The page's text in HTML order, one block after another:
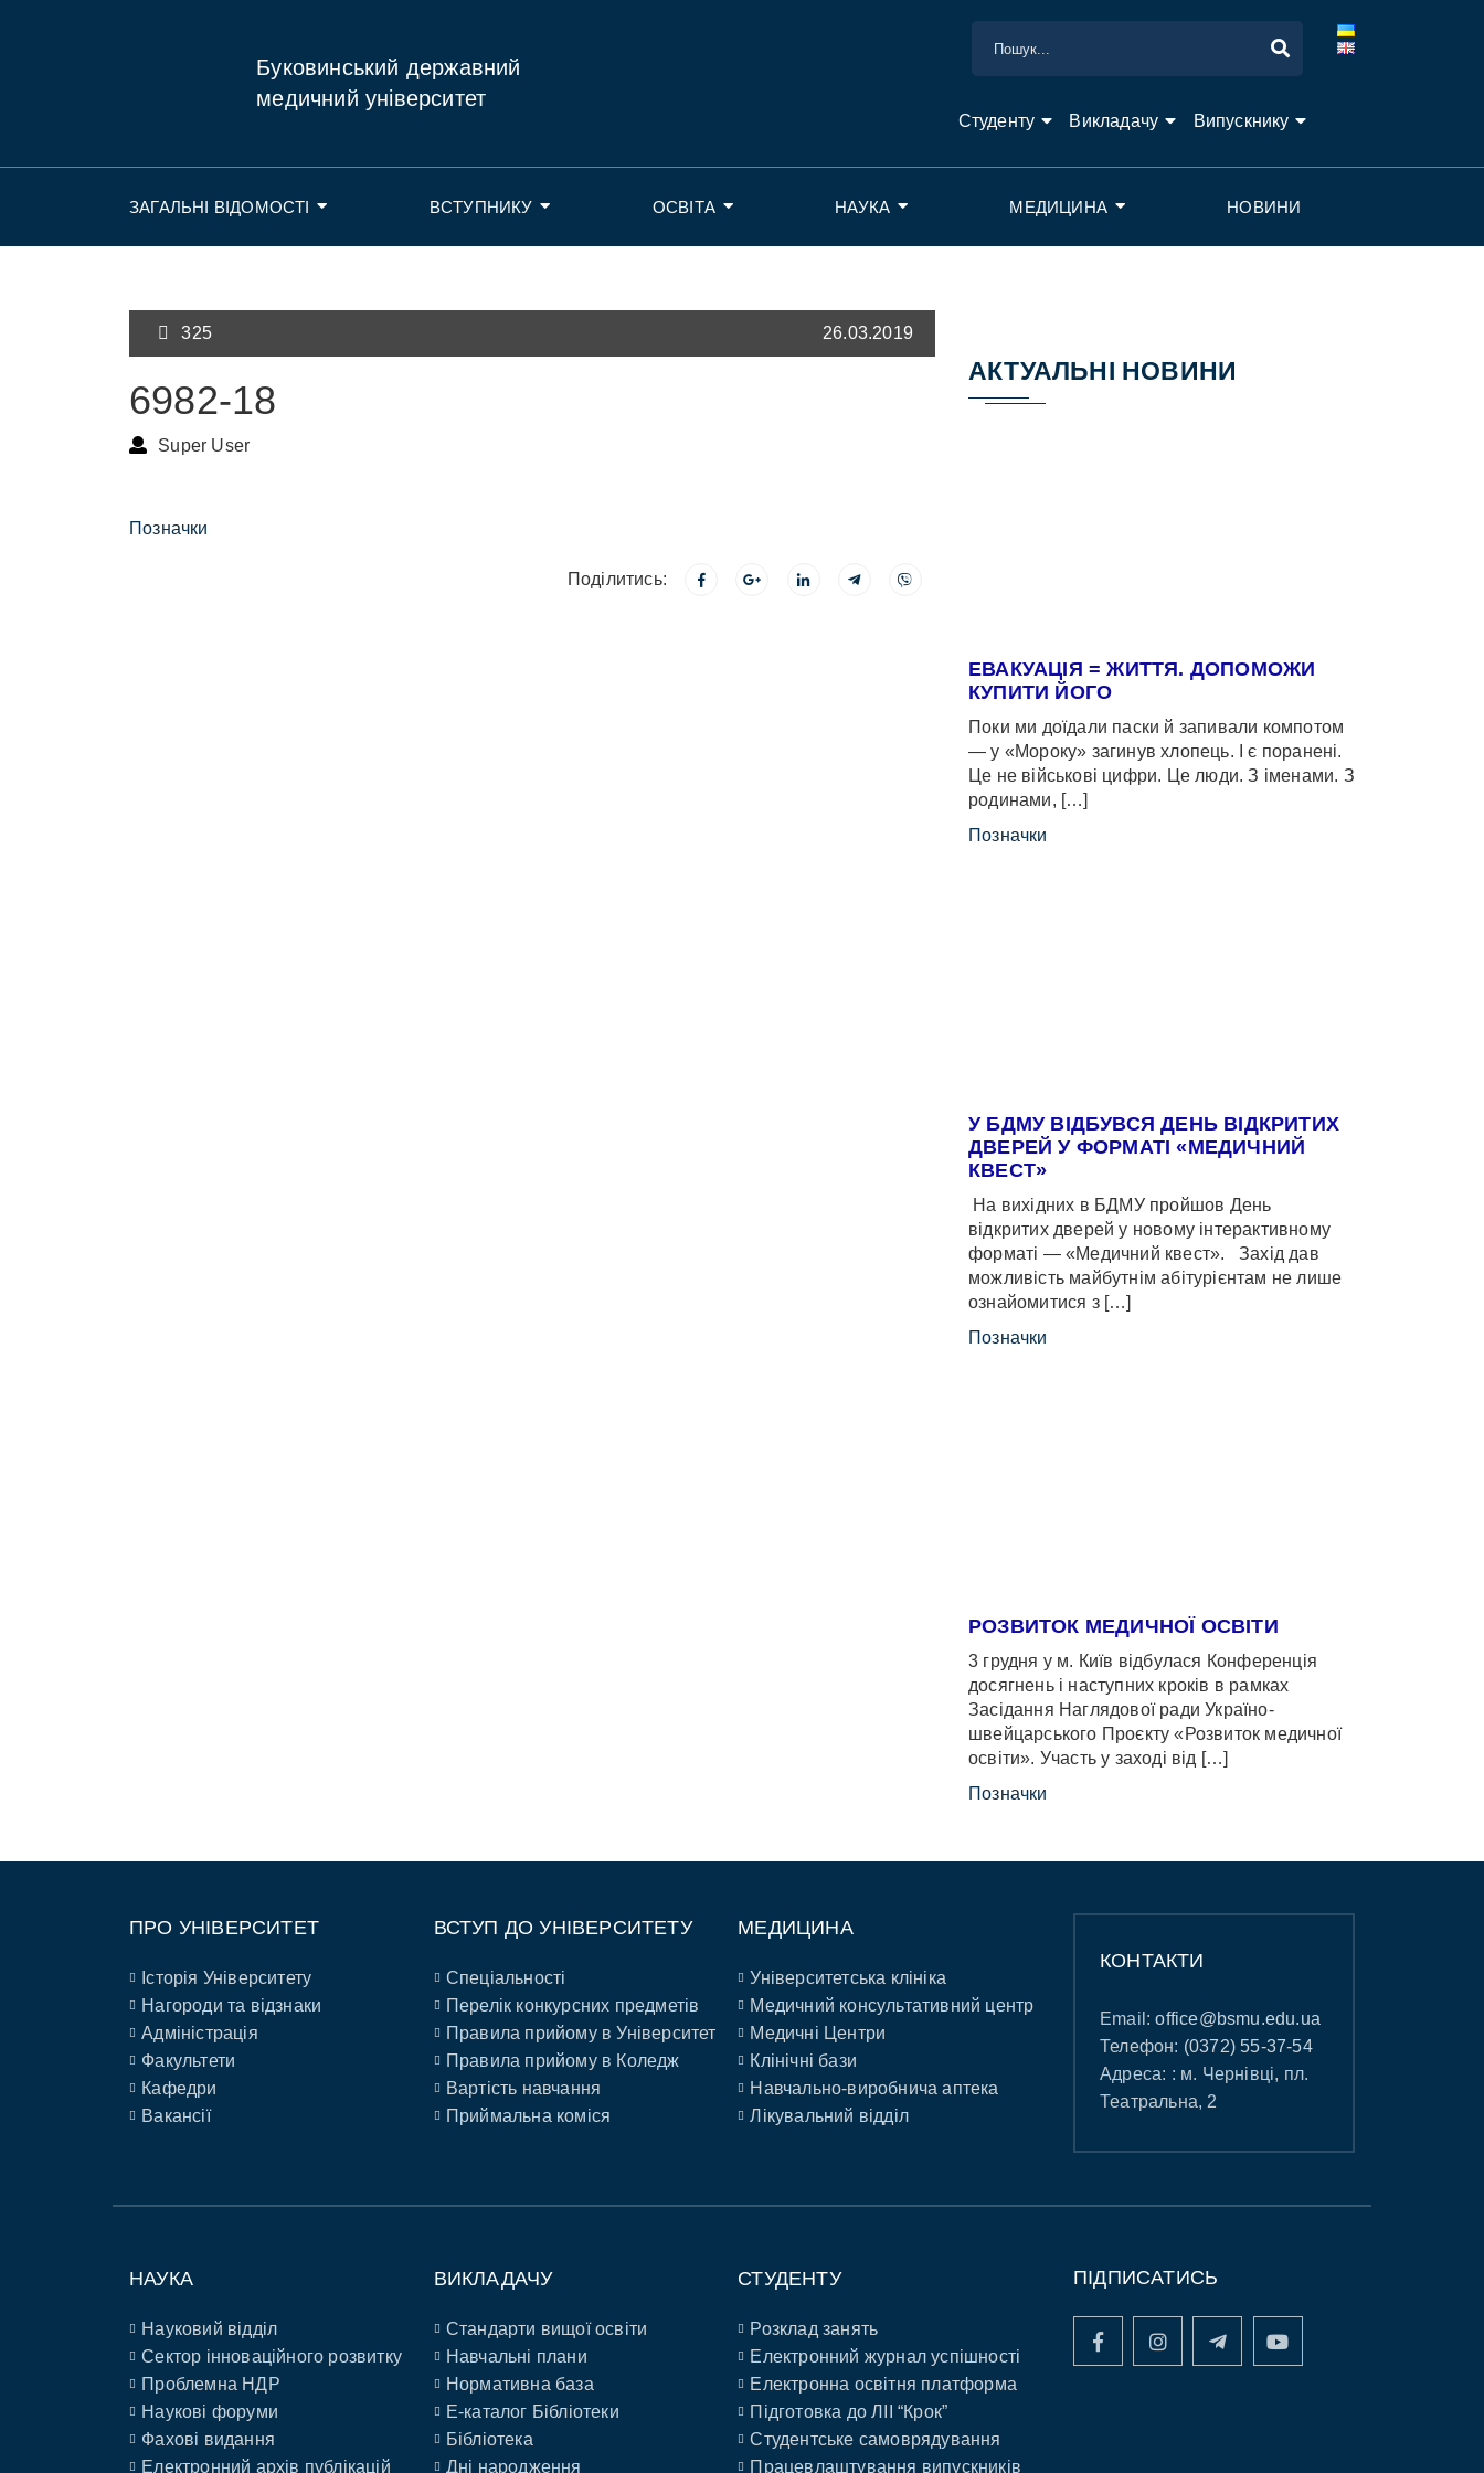
Буковинський державний
медичний університет
Студенту Викладачу Випускнику
ЗАГАЛЬНІ ВІДОМОСТІ ВСТУПНИКУ ОСВІТА НАУКА МЕДИЦИНА НОВИНИ
325 26.03.2019
6982-18
Super User
Позначки
Поділитись:
АКТУАЛЬНІ НОВИНИ
ЕВАКУАЦІЯ = ЖИТТЯ. ДОПОМОЖИ
КУПИТИ ЙОГО
Поки ми доїдали паски й запивали компотом
— у «Мороку» загинув хлопець. І є поранені.
Це не військові цифри. Це люди. З іменами. З
родинами, […]
Позначки
У БДМУ ВІДБУВСЯ ДЕНЬ ВІДКРИТИХ
ДВЕРЕЙ У ФОРМАТІ «МЕДИЧНИЙ
КВЕСТ»
На вихідних в БДМУ пройшов День
відкритих дверей у новому інтерактивному
форматі — «Медичний квест». Захід дав
можливість майбутнім абітурієнтам не лише
ознайомитися з […]
Позначки
РОЗВИТОК МЕДИЧНОЇ ОСВІТИ
3 грудня у м. Київ відбулася Конференція
досягнень і наступних кроків в рамках
Засідання Наглядової ради Україно-
швейцарського Проєкту «Розвиток медичної
освіти». Участь у заході від […]
Позначки
ПРО УНІВЕРСИТЕТ
Історія Університету
Нагороди та відзнаки
Адміністрація
Факультети
Кафедри
Вакансії
ВСТУП ДО УНІВЕРСИТЕТУ
Спеціальності
Перелік конкурсних предметів
Правила прийому в Університет
Правила прийому в Коледж
Вартість навчання
Приймальна коміся
МЕДИЦИНА
Університетська клініка
Медичний консультативний центр
Медичні Центри
Клінічні бази
Навчально-виробнича аптека
Лікувальний відділ
КОНТАКТИ
Email:office@bsmu.edu.ua
Телефон: (0372) 55-37-54
Адреса: : м. Чернівці, пл.
Театральна, 2
НАУКА
Науковий відділ
Сектор інноваційного розвитку
Проблемна НДР
Наукові форуми
Фахові видання
Електронний архів публікацій
ВИКЛАДАЧУ
Стандарти вищої освіти
Навчальні плани
Нормативна база
E-каталог Бібліотеки
Бібліотека
Дні народження
СТУДЕНТУ
Розклад занять
Електронний журнал успішності
Електронна освітня платформа
Підготовка до ЛІІ “Крок”
Студентське самоврядування
Працевлаштування випускників
ПІДПИСАТИСЬ